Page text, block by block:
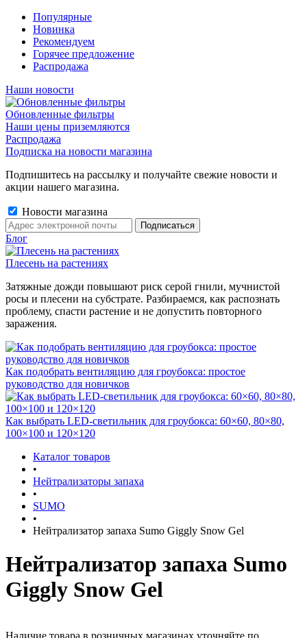
Популярные
Новинка
Рекомендуем
Горячее предложение
Распродажа
Наши новости
Обновленные фильтры
Наши цены приземляются
Распродажа
Подписка на новости магазина
Подпишитесь на рассылку и получайте свежие новости и
акции нашего магазина.
Новости магазина
Блог
Плесень на растениях
Затяжные дожди повышают риск серой гнили, мучнистой
росы и плесени на субстрате. Разбираемся, как распознать
проблему, спасти растение и не допустить повторного
заражения.
Как подобрать вентиляцию для гроубокса: простое
руководство для новичков
Как выбрать LED-светильник для гроубокса: 60×60, 80×80,
100×100 и 120×120
Каталог товаров
•
Нейтрализаторы запаха
•
SUMO
•
Нейтрализатор запаха Sumo Giggly Snow Gel
Нейтрализатор запаха Sumo
Giggly Snow Gel
Наличие товара в розничных магазинах уточняйте по